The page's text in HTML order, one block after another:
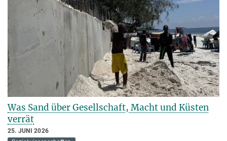
Was Sand über Gesellschaft, Macht und Küsten
verrät
25. JUNI 2026